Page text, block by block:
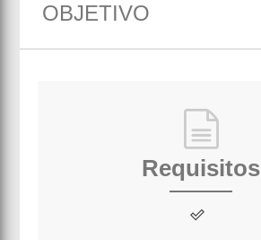
OBJETIVO
Requisitos